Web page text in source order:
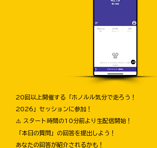
20回以上開催する「ホノルル気分で走ろう！
2026」セッションに参加！
⚠️ スタート時間の10分前より生配信開始！
​「本日の質問」の回答を提出しよう！
あなたの回答が紹介されるかも！